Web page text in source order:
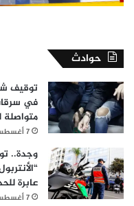
حوادث
توقيف
في
7 أغسطس، 2026
وجدة..
عابرة
7 أغسطس، 2026